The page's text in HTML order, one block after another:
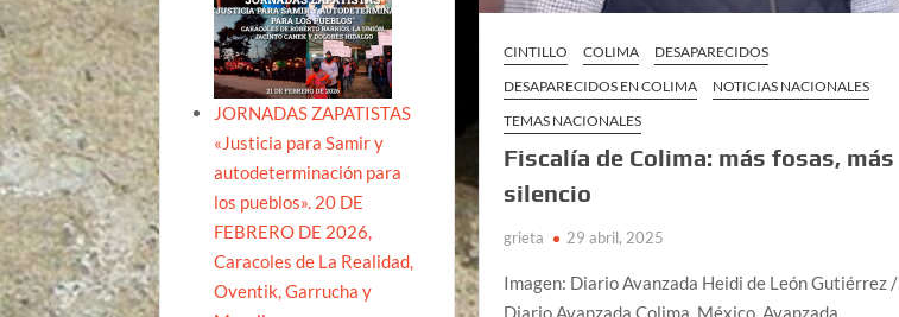
CINTILLO COLIMA
DESAPARECIDOS
DESAPARECIDOS EN COLIMA
NOTICIAS NACIONALES
TEMAS NACIONALES
Fiscalía de Colima: más fosas, más
silencio
grieta 29 abril, 2025
Imagen: Diario Avanzada Heidi de León Gutiérrez /
Diario Avanzada Colima, México, Avanzada
JORNADAS ZAPATISTAS
«Justicia para Samir y
autodeterminación para
los pueblos». 20 DE
FEBRERO DE 2026,
Caracoles de La Realidad,
Oventik, Garrucha y